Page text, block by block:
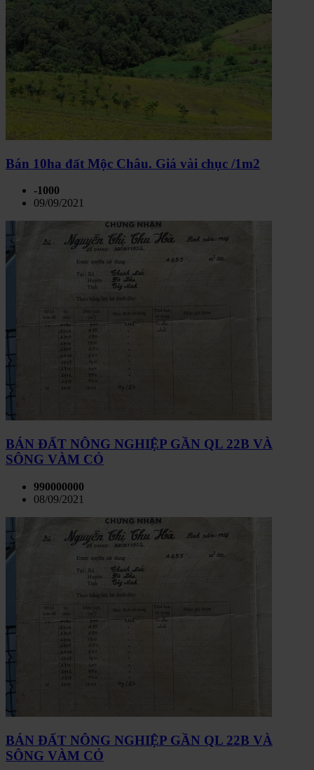
Bán 10ha đất Mộc Châu. Giá vài chục /1m2
-1000
09/09/2021
BÁN ĐẤT NÔNG NGHIỆP GẦN QL 22B VÀ
SÔNG VÀM CỎ
990000000
08/09/2021
BÁN ĐẤT NÔNG NGHIỆP GẦN QL 22B VÀ
SÔNG VÀM CỎ